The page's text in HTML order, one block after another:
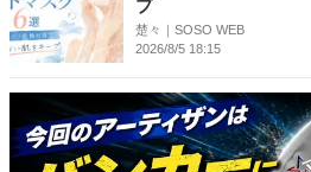
プ
楚々｜SOSO WEB
2026/8/5 18:15